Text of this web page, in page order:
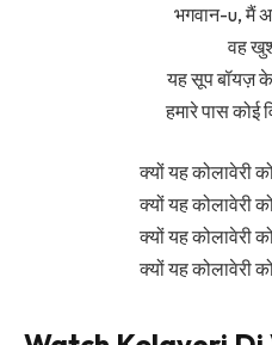
भगवान-u, मैं
वह
यह सूप बॉयज़ के
हमारे पास कोई
क्यों यह कोलावेरी
क्यों यह कोलावेरी
क्यों यह कोलावेरी
क्यों यह कोलावेरी